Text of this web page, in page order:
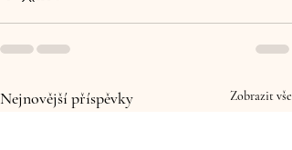
Nejnovější příspěvky Zobrazit vše